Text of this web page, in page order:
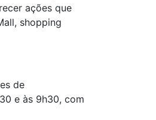
ações que
shopping
de
e às 9h30, com